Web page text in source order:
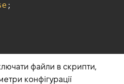
;
файли в скрипти,
конфігурації